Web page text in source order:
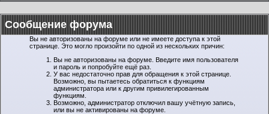
Сообщение форума
Вы не авторизованы на форуме или не имеете доступа к этой
странице. Это могло произойти по одной из нескольких причин:
Вы не авторизованы на форуме. Введите имя пользователя
и пароль и попробуйте ещё раз.
У вас недостаточно прав для обращения к этой странице.
Возможно, вы пытаетесь обратиться к функциям
администратора или к другим привилегированным
функциям.
Возможно, администратор отключил вашу учётную запись,
или вы не активированы на форуме.